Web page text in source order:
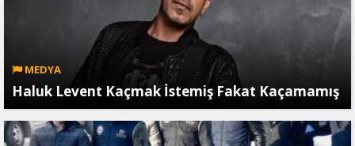
MEDYA
Haluk Levent Kaçmak İstemiş Fakat Kaçamamış